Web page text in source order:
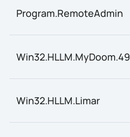
Program.RemoteAdmin
Win32.HLLM.MyDoom.49
Win32.HLLM.Limar